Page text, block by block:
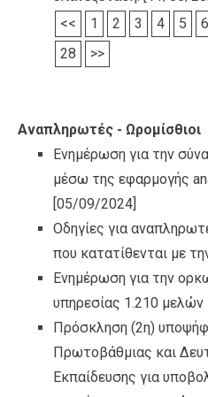
<<
1 2 3 4 5 6
28
>>
Αναπληρωτές - Ωρομίσθιοι
Ενημέρωση για την
μέσω της εφαρμογής
[05/09/2024]
Οδηγίες για
που κατατίθενται με
Ενημέρωση για την
υπηρεσίας 1.210
Πρόσκληση (2η)
Πρωτοβάθμιας και
Εκπαίδευσης για